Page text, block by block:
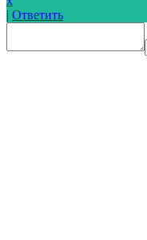
| Ответить